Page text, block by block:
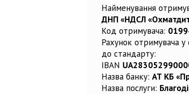
Найменування
ДНП «НДСЛ
Код отримувача:
Рахунок отримувача у
до стандарту:
IBAN
Назва банку: АТ КБ
Назва послуги: